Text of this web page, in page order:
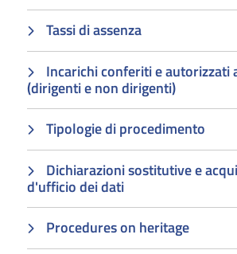
Tassi di assenza
Incarichi conferiti e autorizzati
(dirigenti e non dirigenti)
Tipologie di procedimento
Dichiarazioni sostitutive e
d'ufficio dei dati
Procedures on heritage